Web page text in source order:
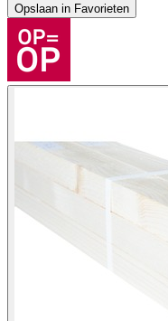
Opslaan in Favorieten